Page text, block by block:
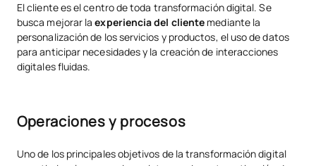
El cliente es el centro de toda transformación digital. Se
busca mejorar laexperiencia del cliente mediante la
personalización de los servicios y productos, el uso de datos
para anticipar necesidades y la creación de interacciones
digitales fluidas.
Operaciones y procesos
Uno de los principales objetivos de la transformación digital